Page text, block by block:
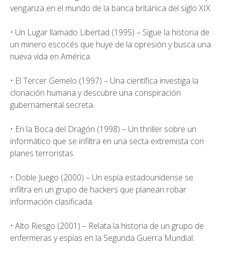
venganza en el mundo de la banca británica del siglo XIX.
• Un Lugar llamado Libertad (1995) – Sigue la historia de
un minero escocés que huye de la opresión y busca una
nueva vida en América.
• El Tercer Gemelo (1997) – Una científica investiga la
clonación humana y descubre una conspiración
gubernamental secreta.
• En la Boca del Dragón (1998) – Un thriller sobre un
informático que se infiltra en una secta extremista con
planes terroristas.
• Doble Juego (2000) – Un espía estadounidense se
infiltra en un grupo de hackers que planean robar
información clasificada.
• Alto Riesgo (2001) – Relata la historia de un grupo de
enfermeras y espías en la Segunda Guerra Mundial.